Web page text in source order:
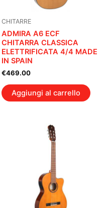
CHITARRE
ADMIRA A6 ECF
CHITARRA CLASSICA
ELETTRIFICATA 4/4 MADE
IN SPAIN
€469.00
Aggiungi al carrello